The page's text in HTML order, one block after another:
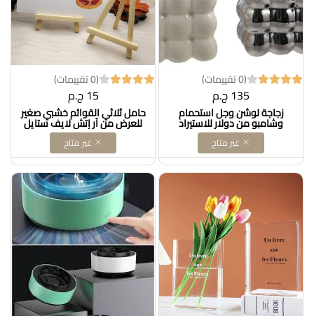
(0 تقييمات)
135 ج.م
زجاجة لوشن وجل استحمام
وشامبو من دولار للاستيراد
غير متاح
(0 تقييمات)
15 ج.م
حامل ثلاثي القوائم خشبي صغير
للعرض من آر إتش لايف ستايل
للرسم الفني (7.5 بوصة، عبوة من
6 قطع) OS4595 العلامة
التجارية: آر إتش لايف ستايل
DOLLAR FOR IMPORT كود
B0BMXMKJ6Z
غير متاح